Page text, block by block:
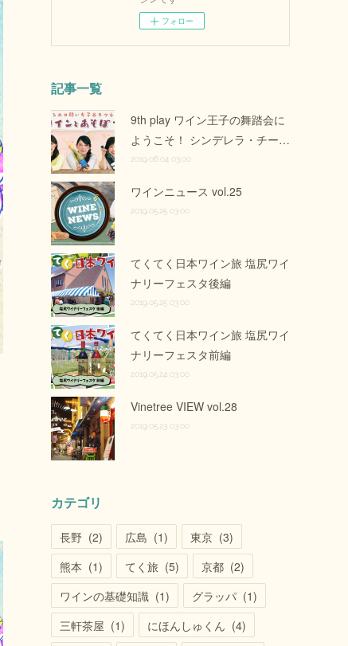
フォロー
記事一覧
9th play ワイン王子の舞踏会に
ようこそ！ シンデレラ・チー…
2019.06.04 03:00
ワインニュース vol.25
2019.05.25 03:00
てくてく日本ワイン旅 塩尻ワイ
ナリーフェスタ後編
2019.05.25 03:00
てくてく日本ワイン旅 塩尻ワイ
ナリーフェスタ前編
2019.05.24 03:00
Vinetree VIEW vol.28
2019.05.23 03:00
カテゴリ
長野 (2) 広島 (1) 東京 (3)
熊本 (1) てく旅 (5) 京都 (2)
ワインの基礎知識 (1) グラッパ (1)
三軒茶屋 (1) にほんしゅくん (4)